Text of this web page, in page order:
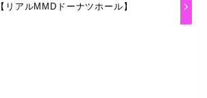
【リアルMMDドーナツホール】